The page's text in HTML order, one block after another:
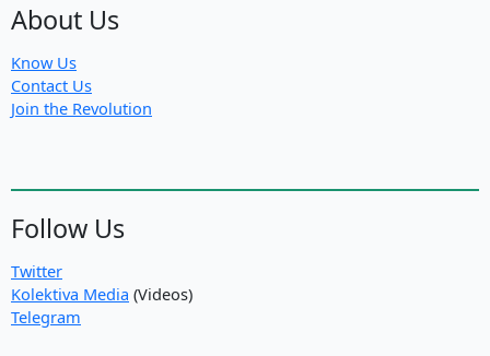
About Us
Know Us
Contact Us
Join the Revolution
Follow Us
Twitter
Kolektiva Media (Videos)
Telegram